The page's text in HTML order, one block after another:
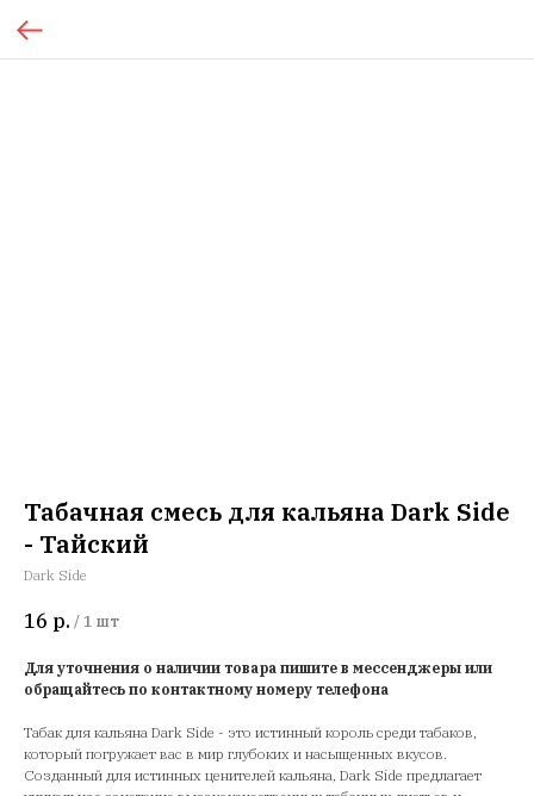
Табачная смесь для кальяна Dark Side
- Тайский
Dark Side
16 р. /1 шт
Для уточнения о наличии товара пишите в мессенджеры или
обращайтесь по контактному номеру телефона
Табак для кальяна Dark Side - это истинный король среди табаков,
который погружает вас в мир глубоких и насыщенных вкусов.
Созданный для истинных ценителей кальяна, Dark Side предлагает